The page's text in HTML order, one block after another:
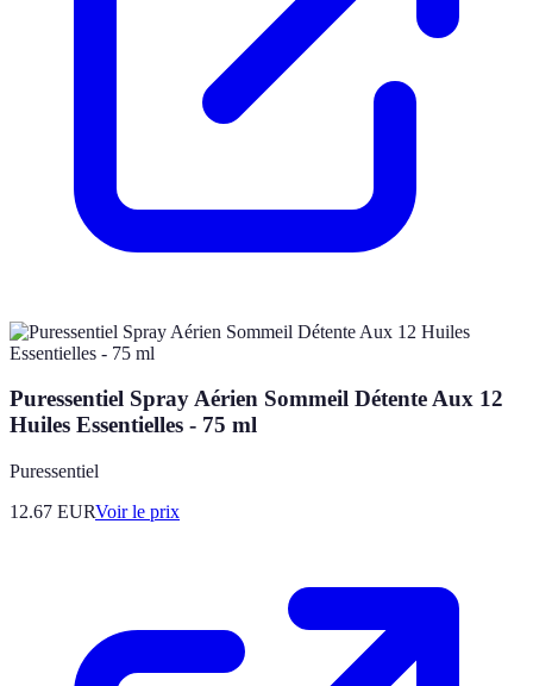
Puressentiel Spray Aérien Sommeil Détente Aux 12
Huiles Essentielles - 75 ml
Puressentiel
12.67 EURVoir le prix